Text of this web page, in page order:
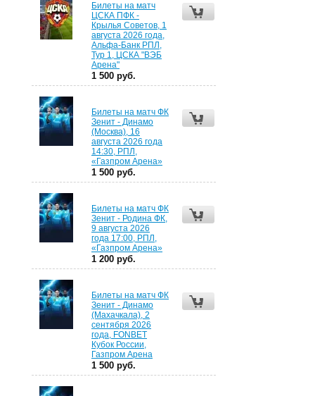
Билеты на матч
ЦСКА ПФК -
Крылья Советов, 1
августа 2026 года,
Альфа-Банк РПЛ,
Тур 1, ЦСКА "ВЭБ
Арена"
1 500 руб.
Билеты на матч ФК
Зенит - Динамо
(Москва), 16
августа 2026 года
14:30, РПЛ,
«Газпром Арена»
1 500 руб.
Билеты на матч ФК
Зенит - Родина ФК,
9 августа 2026
года 17:00, РПЛ,
«Газпром Арена»
1 200 руб.
Билеты на матч ФК
Зенит - Динамо
(Махачкала), 2
сентября 2026
года, FONBET
Кубок России,
Газпром Арена
1 500 руб.